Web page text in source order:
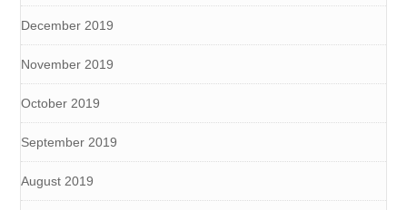
December 2019
November 2019
October 2019
September 2019
August 2019